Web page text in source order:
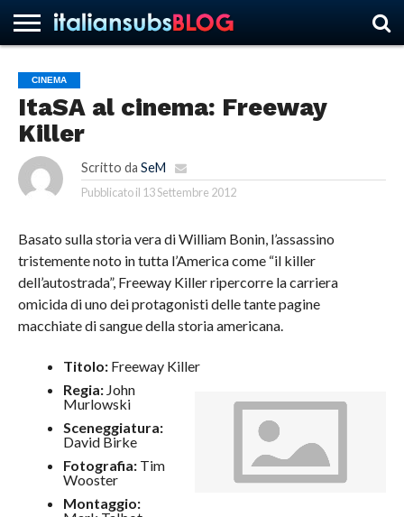
HOME
NEWS
ASCOLTI
RECENSIONI
INTERVISTE
CURIOSITÀ
CHI
SIAMO
CONTATTACI
FORUM
ITALIANSUBS
CINEMA
ItaSA al cinema: Freeway
Killer
Scritto da SeM
Pubblicato il 13 Settembre 2012
Basato sulla storia vera di William Bonin, l’assassino
tristemente noto in tutta l’America come “il killer
dell’autostrada”, Freeway Killer ripercorre la carriera
omicida di uno dei protagonisti delle tante pagine
macchiate di sangue della storia americana.
Titolo:Freeway Killer
Regia:John
Murlowski
Sceneggiatura:
David Birke
Fotografia:Tim
Wooster
Montaggio: